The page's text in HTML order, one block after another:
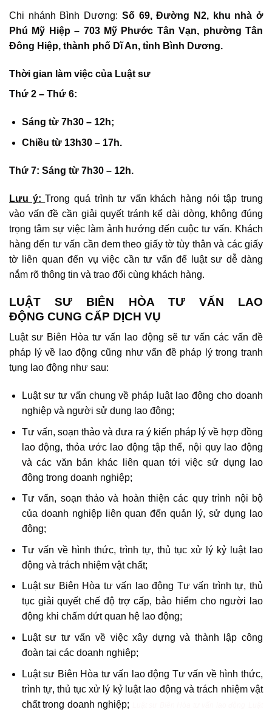
Chi nhánh Bình Dương: Số 69, Đường N2, khu nhà ở
Phú Mỹ Hiệp – 703 Mỹ Phước Tân Vạn, phường Tân
Đông Hiệp, thành phố Dĩ An, tỉnh Bình Dương.
Thời gian làm việc của Luật sư
Thứ 2 – Thứ 6:
Sáng từ 7h30 – 12h;
Chiều từ 13h30 – 17h.
Thứ 7: Sáng từ 7h30 – 12h.
Lưu ý:Trong quá trình tư vấn khách hàng nói tập trung
vào vấn đề cần giải quyết tránh kể dài dòng, không đúng
trọng tâm sự việc làm ảnh hướng đến cuộc tư vấn. Khách
hàng đến tư vấn cần đem theo giấy tờ tùy thân và các giấy
tờ liên quan đến vụ việc cần tư vấn để luật sư dễ dàng
nắm rõ thông tin và trao đổi cùng khách hàng.
LUẬT SƯ BIÊN HÒA TƯ VẤN LAO
ĐỘNG CUNG CẤP DỊCH VỤ
Luật sư Biên Hòa tư vấn lao động sẽ tư vấn các vấn đề
pháp lý về lao động cũng như vấn đề pháp lý trong tranh
tụng lao động như sau:
Luật sư tư vấn chung về pháp luật lao động cho doanh
nghiệp và người sử dụng lao động;
Tư vấn, soạn thảo và đưa ra ý kiến pháp lý về hợp đồng
lao động, thỏa ước lao động tập thể, nội quy lao động
và các văn bản khác liên quan tới việc sử dụng lao
động trong doanh nghiệp;
Tư vấn, soạn thảo và hoàn thiện các quy trình nội bộ
của doanh nghiệp liên quan đến quản lý, sử dụng lao
động;
Tư vấn về hình thức, trình tự, thủ tục xử lý kỷ luật lao
động và trách nhiệm vật chất;
Luật sư Biên Hòa tư vấn lao động Tư vấn trình tự, thủ
tục giải quyết chế độ trợ cấp, bảo hiểm cho người lao
động khi chấm dứt quan hệ lao động;
Luật sư tư vấn về việc xây dựng và thành lập công
đoàn tại các doanh nghiệp;
Luật sư Biên Hòa tư vấn lao động Tư vấn về hình thức,
trình tự, thủ tục xử lý kỷ luật lao động và trách nhiệm vật
chất trong doanh nghiệp;